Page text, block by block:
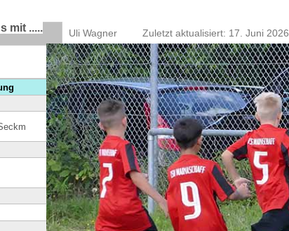
mit .....
Uli Wagner Zuletzt aktualisiert: 17. Juni 2026